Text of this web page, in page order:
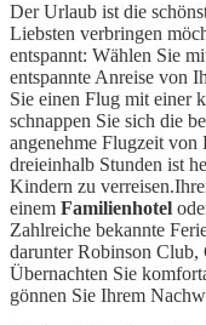
Der Urlaub ist die
Liebsten verbringen
entspannt: Wählen Sie
entspannte Anreise von
Sie einen Flug mit einer
schnappen Sie sich die
angenehme Flugzeit von
dreieinhalb Stunden ist
Kindern zu
einem Familienhotel
Zahlreiche bekannte
darunter Robinson
Übernachten Sie
gönnen Sie Ihrem